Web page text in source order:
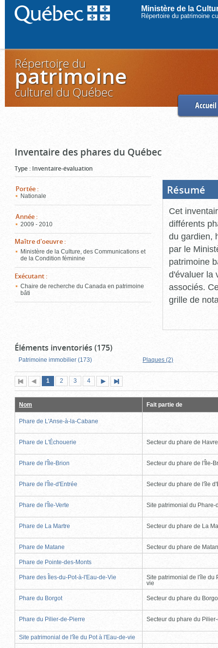
Ministère de la
Répertoire du patrimoine
Répertoire du
patrimoine
culturel du Québec
Accueil
Inventaire des phares du Québec
Type : Inventaire-évaluation
Portée :
Nationale
Année :
2009 - 2010
Maître d'oeuvre :
Ministère de la Culture, des Communications et
de la Condition féminine
Exécutant :
Chaire de recherche du Canada en patrimoine
bâti
Résumé
Cet
différents
du gardien,
par le
patrimoine
d'évaluer la
associés.
grille de
Éléments inventoriés (175)
Patrimoine immobilier (173) Plaques (2)
Première
page
Page
précédente
Page
1 (page
actuelle)
Page
2 Page
3 Page
4
suivante
page
Nom Fait partie de
Phare de L'Anse-à-la-Cabane
Phare de L'Échouerie Secteur du phare de
Phare de l'Île-Brion Secteur du phare de l'Île-
Phare de l'Île-d'Entrée Secteur du phare de l'île
Phare de l'Île-Verte Site patrimonial du Phare-
Phare de La Martre Secteur du phare de La
Phare de Matane Secteur du phare de
Phare de Pointe-des-Monts
Phare des Îles-du-Pot-à-l'Eau-de-Vie
Site patrimonial de l'île du
vie
Phare du Borgot Secteur du phare du
Phare du Pilier-de-Pierre Secteur du phare du
Site patrimonial de l'île du Pot à l'Eau-de-vie